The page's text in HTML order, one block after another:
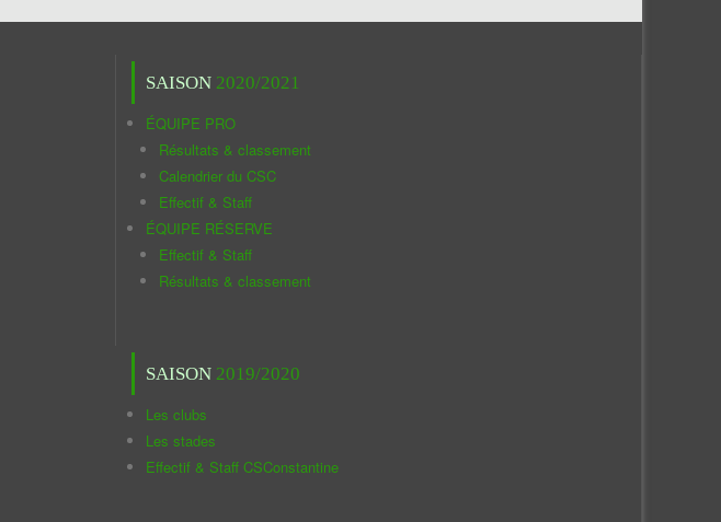
SAISON 2020/2021
ÉQUIPE PRO
Résultats & classement
Calendrier du CSC
Effectif & Staff
ÉQUIPE RÉSERVE
Effectif & Staff
Résultats & classement
SAISON 2019/2020
Les clubs
Les stades
Effectif & Staff CSConstantine